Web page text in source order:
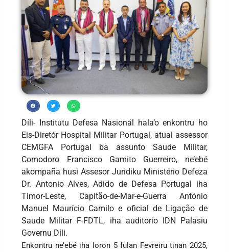
Díli- Institutu Defesa Nasionál hala’o enkontru ho
Eis-Diretór Hospital Militar Portugal, atual assessor
CEMGFA Portugal ba assunto Saude Militar,
Comodoro Francisco Gamito Guerreiro, ne’ebé
akompaña husi Assesor Juridiku Ministério Defeza
Dr. Antonio Alves, Adido de Defesa Portugal iha
Timor-Leste, Capitão-de-Mar-e-Guerra António
Manuel Maurício Camilo e oficial de Ligação de
Saude Militar F-FDTL, iha auditorio IDN Palasiu
Governu Díli.
Enkontru ne’ebé iha loron 5 fulan Fevreiru tinan 2025,